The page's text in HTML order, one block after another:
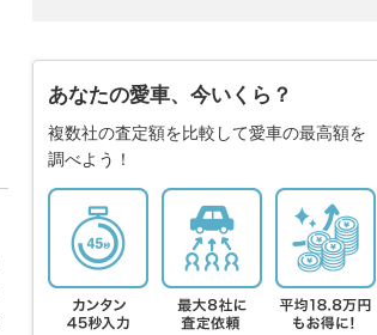
あなたの愛車、今いくら？
複数社の査定額を比較して愛車の最高額を
調べよう！